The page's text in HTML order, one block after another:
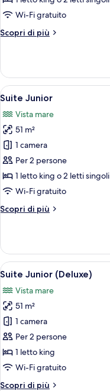
(Single
Wi-Fi gratuito
Scopri di più
Altri
Junior
(Single
Use)
Apri
tutte
le
foto
per
Suite
Junior
5
Suite Junior
Vista mare
51 m²
1 camera
Per 2 persone
1 letto king o 2 letti singoli
Wi-Fi gratuito
Scopri di più
Altri
Junior
Apri
tutte
le
foto
per
Suite
Junior
(Deluxe)
5
Suite Junior (Deluxe)
Vista mare
51 m²
1 camera
Per 2 persone
1 letto king
Wi-Fi gratuito
Scopri di più
Altri